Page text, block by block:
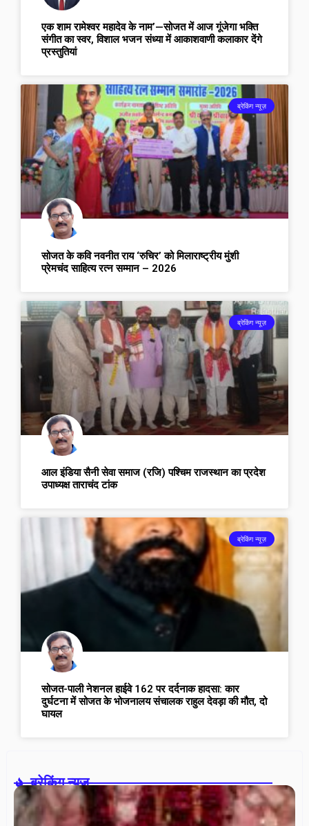
एक शाम रामेश्वर महादेव के नाम’—सोजत में आज गूंजेगा भक्ति
संगीत का स्वर, विशाल भजन संध्या में आकाशवाणी कलाकार देंगे
प्रस्तुतियां
ब्रेकिंग न्यूज़
सोजत के कवि नवनीत राय ‘रुचिर’ को मिलाराष्ट्रीय मुंशी
प्रेमचंद साहित्य रत्न सम्मान – 2026
ब्रेकिंग न्यूज़
आल इंडिया सैनी सेवा समाज (रजि) पश्चिम राजस्थान का प्रदेश
उपाध्यक्ष ताराचंद टांक
ब्रेकिंग न्यूज़
सोजत-पाली नेशनल हाईवे 162 पर दर्दनाक हादसा: कार
दुर्घटना में सोजत के भोजनालय संचालक राहुल देवड़ा की मौत, दो
घायल
ब्रेकिंग न्यूज़-